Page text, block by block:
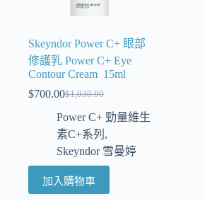
Skeyndor Power C+ 眼部
修護乳 Power C+ Eye
Contour Cream 15ml
$1,030.00
$700.00
Power C+ 勁量維生
素C+系列 ,
Skeyndor 雪曼婷
加入購物車